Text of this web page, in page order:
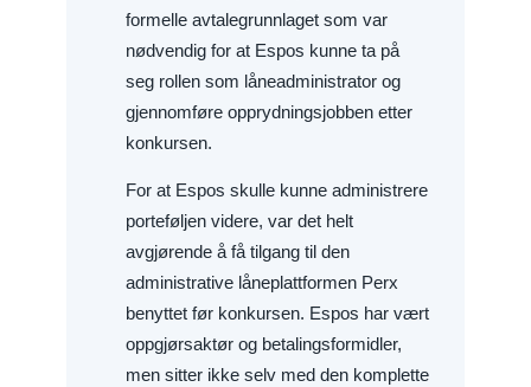
formelle avtalegrunnlaget som var
nødvendig for at Espos kunne ta på
seg rollen som låneadministrator og
gjennomføre opprydningsjobben etter
konkursen.
For at Espos skulle kunne administrere
porteføljen videre, var det helt
avgjørende å få tilgang til den
administrative låneplattformen Perx
benyttet før konkursen. Espos har vært
oppgjørsaktør og betalingsformidler,
men sitter ikke selv med den komplette